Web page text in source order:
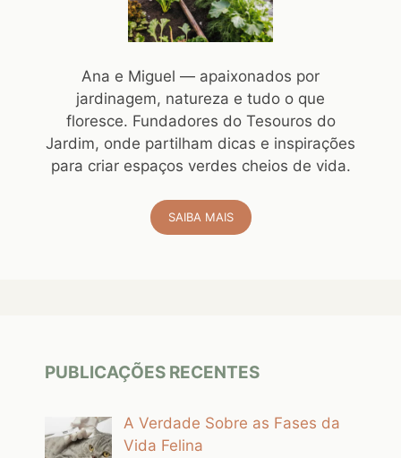
Ana e Miguel — apaixonados por
jardinagem, natureza e tudo o que
floresce. Fundadores do Tesouros do
Jardim, onde partilham dicas e inspirações
para criar espaços verdes cheios de vida.
SAIBA MAIS
PUBLICAÇÕES RECENTES
A Verdade Sobre as Fases da
Vida Felina